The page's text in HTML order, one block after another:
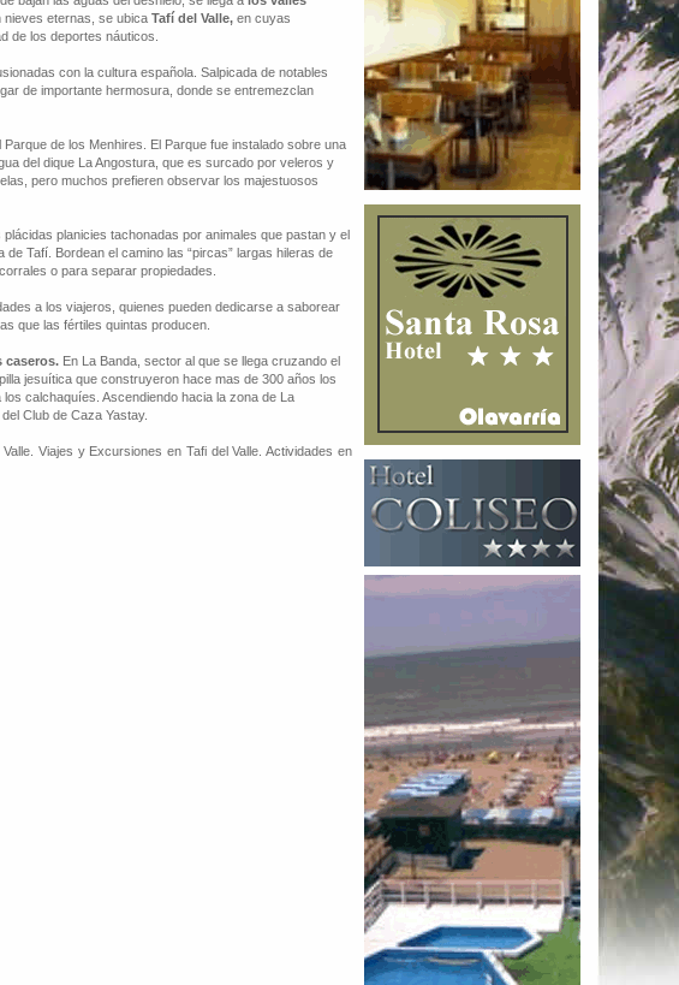
eternas, se ubica Tafí del Valle, en cuyas
de los deportes náuticos.
con la cultura española. Salpicada de notables
de importante hermosura, donde se entremezclan
de los Menhires. El Parque fue instalado sobre una
del dique La Angostura, que es surcado por veleros y
pero muchos prefieren observar los majestuosos
planicies tachonadas por animales que pastan y el
Tafí. Bordean el camino las “pircas” largas hileras de
o para separar propiedades.
a los viajeros, quienes pueden dedicarse a saborear
que las fértiles quintas producen.
caseros. En La Banda, sector al que se llega cruzando el
jesuítica que construyeron hace mas de 300 años los
calchaquíes. Ascendiendo hacia la zona de La
Club de Caza Yastay.
Viajes y Excursiones en Tafi del Valle. Actividades en